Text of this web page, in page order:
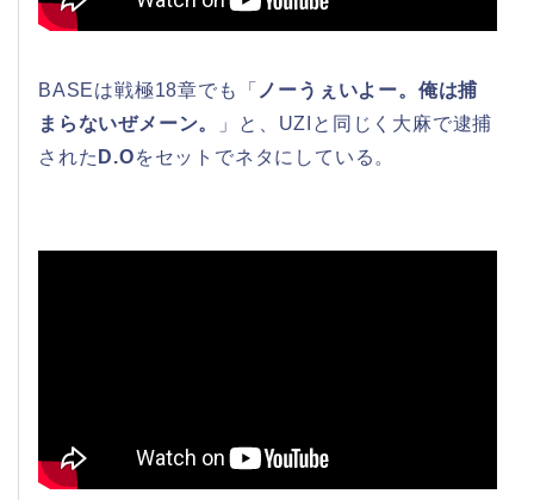
BASEは戦極18章でも「 ノーうぇいよー。俺は捕
まらないぜメーン。
」と、UZIと同じく大麻で逮捕
された D.Oをセットでネタにしている。